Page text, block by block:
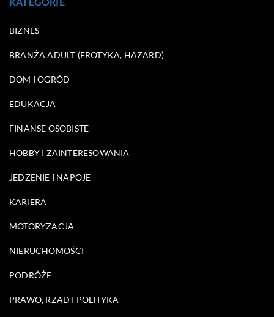
BIZNES
BRANŻA ADULT (EROTYKA, HAZARD)
DOM I OGRÓD
EDUKACJA
FINANSE OSOBISTE
HOBBY I ZAINTERESOWANIA
JEDZENIE I NAPOJE
KARIERA
MOTORYZACJA
NIERUCHOMOŚCI
PODRÓŻE
PRAWO, RZĄD I POLITYKA